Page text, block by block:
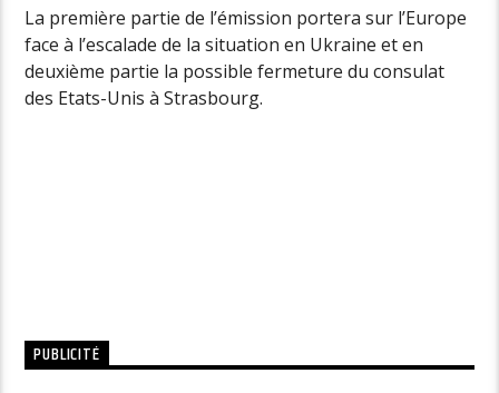
La première partie de l’émission portera sur l’Europe
face à l’escalade de la situation en Ukraine et en
deuxième partie la possible fermeture du consulat
des Etats-Unis à Strasbourg.
PUBLICITÉ